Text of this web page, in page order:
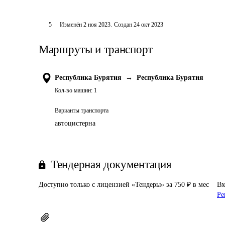
5 Изменён 2 ноя 2023. Создан 24 окт 2023
Маршруты и транспорт
Республика Бурятия → Республика Бурятия
Кол-во машин: 1
Варианты транспорта
автоцистерна
Тендерная документация
Доступно только с лицензией «Тендеры» за 750 ₽ в мес